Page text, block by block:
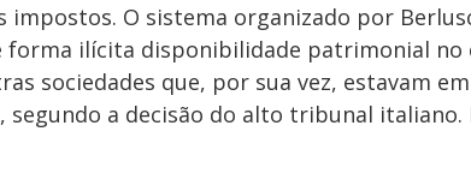
impostos. O sistema organizado por
forma ilícita disponibilidade patrimonial no
sociedades que, por sua vez, estavam
segundo a decisão do alto tribunal italiano.